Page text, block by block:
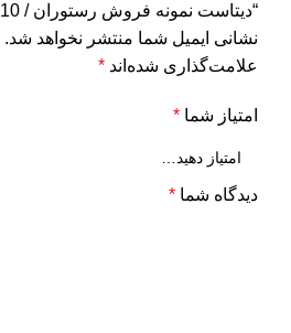
“دیتاست نمونه فروش رستوران / 10هزار ردیف فارسی”
نشانی ایمیل شما منتشر نخواهد شد.
علامت‌گذاری شده‌اند *
امتیاز شما *
دیدگاه شما *